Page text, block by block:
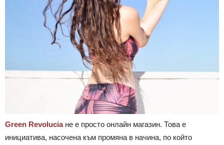
Green Revoluciaне е просто онлайн магазин. Това е
инициатива, насочена към промяна в начина, по който